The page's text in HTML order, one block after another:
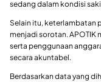
sedang dalam kondisi
Selain itu, keterlambatan
menjadi sorotan. APOTIK
serta penggunaan
secara akuntabel.
Berdasarkan data yang